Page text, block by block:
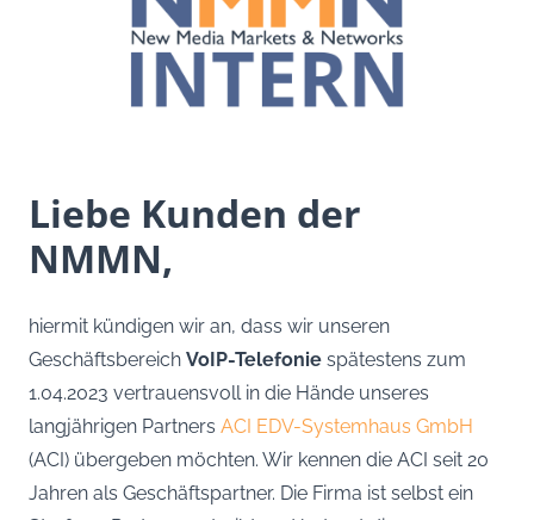
Liebe Kunden der
NMMN,
hiermit kündigen wir an, dass wir unseren
Geschäftsbereich VoIP-Telefonie spätestens zum
1.04.2023 vertrauensvoll in die Hände unseres
langjährigen Partners ACI EDV-Systemhaus GmbH
(ACI) übergeben möchten. Wir kennen die ACI seit 20
Jahren als Geschäftspartner. Die Firma ist selbst ein